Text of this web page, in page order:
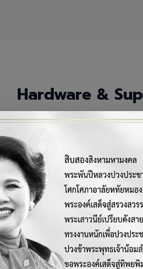
Hardware &
ณ์เครื่องมือฮาร์ดแวร์และวัสดุสิ้นเปลือง